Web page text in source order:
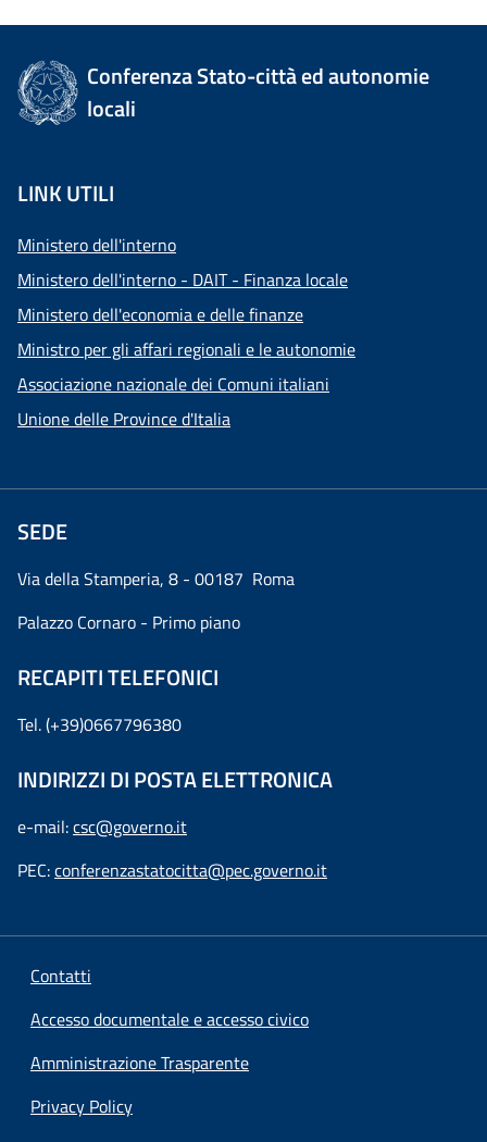
Conferenza Stato-città ed autonomie
locali
LINK UTILI
Ministero dell'interno
Ministero dell'interno - DAIT - Finanza locale
Ministero dell'economia e delle finanze
Ministro per gli affari regionali e le autonomie
Associazione nazionale dei Comuni italiani
Unione delle Province d'Italia
SEDE
Via della Stamperia, 8 - 00187 Roma
Palazzo Cornaro - Primo piano
RECAPITI TELEFONICI
Tel. (+39)0667796380
INDIRIZZI DI POSTA ELETTRONICA
e-mail:csc@governo.it
PEC:conferenzastatocitta@pec.governo.it
Contatti
Accesso documentale e accesso civico
Amministrazione Trasparente
Privacy Policy